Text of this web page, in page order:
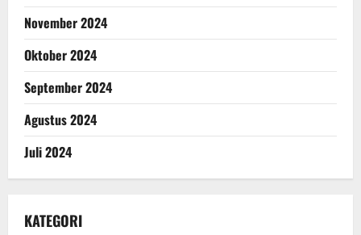
November 2024
Oktober 2024
September 2024
Agustus 2024
Juli 2024
KATEGORI